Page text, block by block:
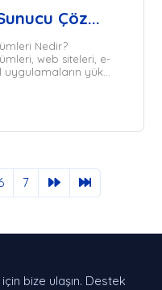
Çöz...
Nedir?
web siteleri, e-
yük...
7
bize ulaşın. Destek